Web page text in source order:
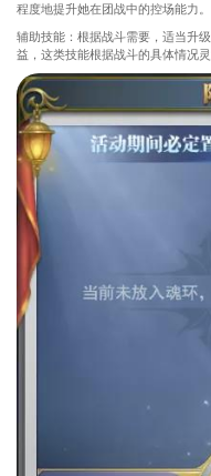
程度地提升她在团战中的控场能力。
辅助技能：根据战斗需要，适当升
益，这类技能根据战斗的具体情况灵